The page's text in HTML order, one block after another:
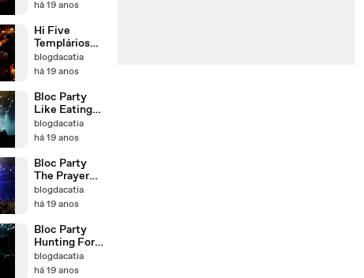
há 19 anos
Hi Five
Templários
Muse
blogdacatia
há 19 anos
Bloc Party
Like Eating
Glass SBSR
blogdacatia
há 19 anos
Bloc Party
The Prayer
SBSR
blogdacatia
há 19 anos
Bloc Party
Hunting For
Witches
SBSR
blogdacatia
há 19 anos